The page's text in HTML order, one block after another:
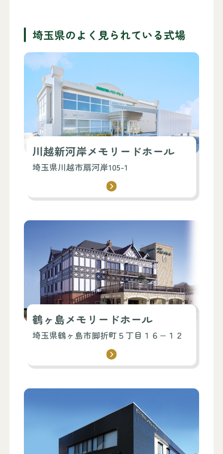
埼玉県のよく見られている式場
川越新河岸メモリードホール
埼玉県川越市扇河岸105-1
鶴ヶ島メモリードホール
埼玉県鶴ヶ島市脚折町５丁目１６−１２